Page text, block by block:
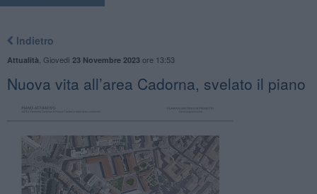
Indietro
Attualità Giovedì 23 Novembre 2023ore 13:53
Nuova vita all’area Cadorna, svelato il piano